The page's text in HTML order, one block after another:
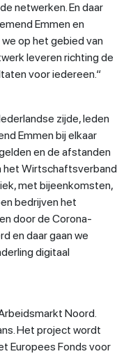
netwerken. En daar
Emmen en
op het gebied van
leveren richting de
voor iedereen.“
zijde, leden
Emmen bij elkaar
en de afstanden
het Wirtschaftsverband
met bijeenkomsten,
bedrijven het
door de Corona-
en daar gaan we
digitaal
Noord.
Het project wordt
Europees Fonds voor